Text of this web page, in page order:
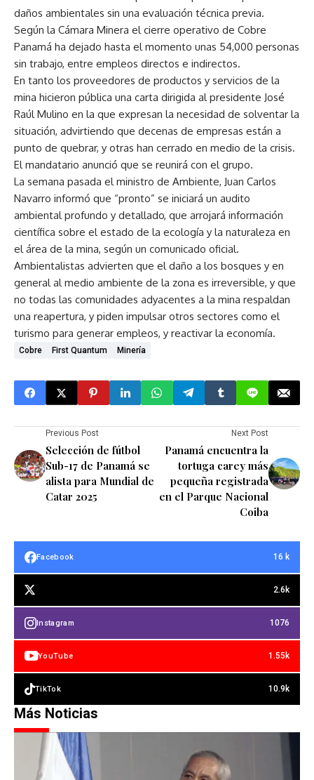
daños ambientales sin una evaluación técnica previa.
Según la Cámara Minera el cierre operativo de Cobre
Panamá ha dejado hasta el momento unas 54,000 personas
sin trabajo, entre empleos directos e indirectos.
En tanto los proveedores de productos y servicios de la
mina hicieron pública una carta dirigida al presidente José
Raúl Mulino en la que expresan la necesidad de solventar la
situación, advirtiendo que decenas de empresas están a
punto de quebrar, y otras han cerrado en medio de la crisis.
El mandatario anunció que se reunirá con el grupo.
La semana pasada el ministro de Ambiente, Juan Carlos
Navarro informó que “pronto” se iniciará un audito
ambiental profundo y detallado, que arrojará información
científica sobre el estado de la ecología y la naturaleza en
el área de la mina, según un comunicado oficial.
Ambientalistas advierten que el daño a los bosques y en
general al medio ambiente de la zona es irreversible, y que
no todas las comunidades adyacentes a la mina respaldan
una reapertura, y piden impulsar otros sectores como el
turismo para generar empleos, y reactivar la economía.
Cobre First Quantum Minería
Previous Post
Selección de fútbol
Sub-17 de Panamá se
alista para Mundial de
Catar 2025
Next Post
Panamá encuentra la
tortuga carey más
pequeña registrada
en el Parque Nacional
Coiba
Facebook 16 k
2.6k
Instagram 1076
YouTube 1.55k
TikTok 10.9k
Más Noticias